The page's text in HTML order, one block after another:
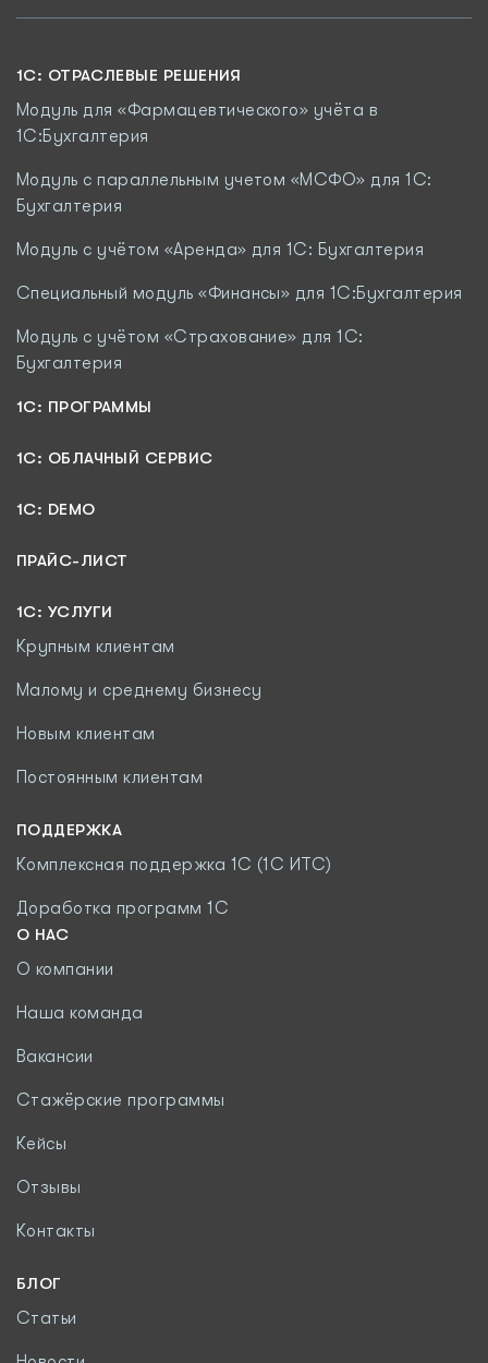
1C: ОТРАСЛЕВЫЕ РЕШЕНИЯ
Модуль для «Фармацевтического» учёта в
1С:Бухгалтерия
Модуль с параллельным учетом «МСФО» для 1С:
Бухгалтерия
Модуль с учётом «Аренда» для 1С: Бухгалтерия
Специальный модуль «Финансы» для 1С:Бухгалтерия
Модуль c учётом «Страхование» для 1С:
Бухгалтерия
1С: ПРОГРАММЫ
1C: ОБЛАЧНЫЙ СЕРВИС
1C: DEMO
ПРАЙС-ЛИСТ
1С: УСЛУГИ
Крупным клиентам
Малому и среднему бизнесу
Новым клиентам
Постоянным клиентам
ПОДДЕРЖКА
Комплексная поддержка 1С (1С ИТС)
Доработка программ 1С
О НАС
О компании
Наша команда
Вакансии
Стажёрские программы
Кейсы
Отзывы
Контакты
БЛОГ
Статьи